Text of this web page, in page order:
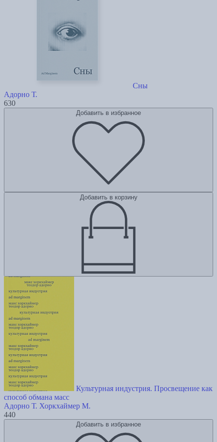
Сны
Адорно Т.
630
Добавить в избранное
Добавить в корзину
Культурная индустрия. Просвещение как
способ обмана масс
Адорно Т. Хоркхаймер М.
440
Добавить в избранное